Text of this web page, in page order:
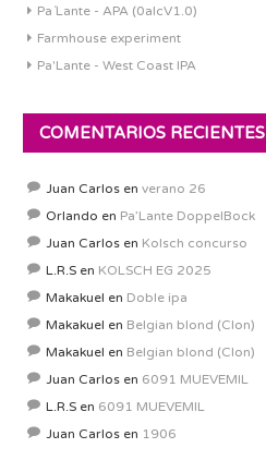
Pa´Lante - APA (0alcV1.0)
Farmhouse experiment
Pa'Lante - West Coast IPA
COMENTARIOS RECIENTES
Juan Carlos en verano 26
Orlando en Pa’Lante DoppelBock
Juan Carlos en Kolsch concurso
L.R.S en KOLSCH EG 2025
Makakuel en Doble ipa
Makakuel en Belgian blond (Clon)
Makakuel en Belgian blond (Clon)
Juan Carlos en 6091 MUEVEMIL
L.R.S en 6091 MUEVEMIL
Juan Carlos en 1906